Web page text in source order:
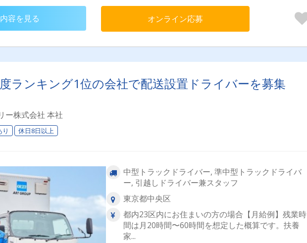
容を見る オンライン応募
ランキング1位の会社で配送設置ドライバーを募集
ー株式会社 本社
休日8日以上
中型トラックドライバー, 準中型トラックドライバ
ー, 引越しドライバー兼スタッフ
東京都中央区
都内23区内にお住まいの方の場合【月給例】残業時
間は月20時間〜60時間を想定した概算です。扶養
家...